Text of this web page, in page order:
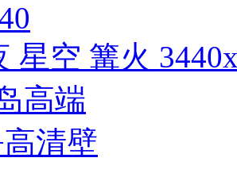
星空 篝火